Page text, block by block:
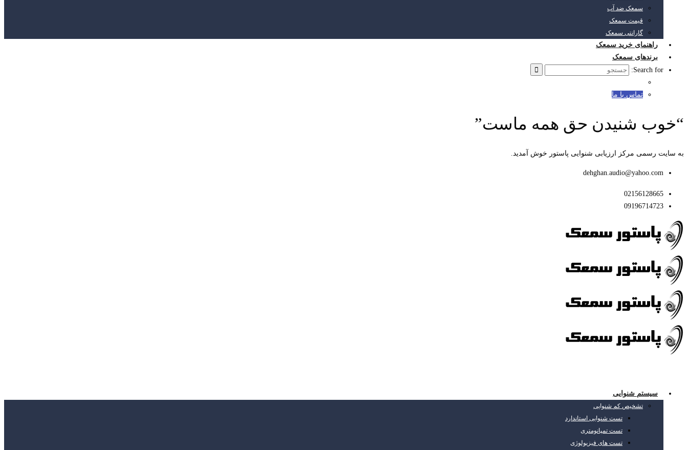
سمعک ضد آب
قیمت سمعک
گارانتی سمعک
راهنمای خرید سمعک
برندهای سمعک
Search for:
تماس با ما
“خوب شنیدن حق همه ماست”
به سایت رسمی مرکز ارزیابی شنوایی پاستور خوش آمدید.
dehghan.audio@yahoo.com
02156128665
09196714723
سیستم شنوایی
تشخیص کم شنوایی
تست شنوایی استاندارد
تست تمپانومتری
تست های فیزیولوژی